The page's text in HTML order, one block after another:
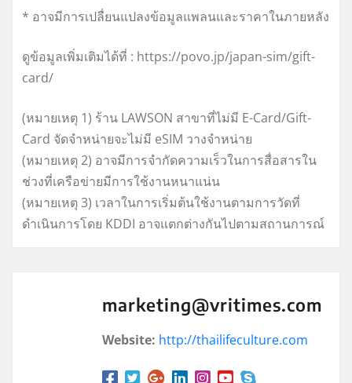
* อาจมีการเปลื่ยนแปลงข้อมูลแพลนและราคาในภายหลัง
ดูข้อมูลเพิ่มเติมได้ที่ : https://povo.jp/japan-sim/gift-
card/
(หมายเหตุ 1) ร้าน LAWSON สาขาที่ไม่มี E-Card/Gift-
Card จัดจำหน่ายจะไม่มี eSIM วางจำหน่าย
(หมายเหตุ 2) อาจมีการจำกัดความเร็วในการสื่อสารใน
ช่วงที่เครือข่ายมีการใช้งานหนาแน่น
(หมายเหตุ 3) เวลาในการเริ่มต้นใช้งานตามการวัดที่
ดำเนินการโดย KDDI อาจแตกต่างกันไปตามสถานการณ์
marketing@vritimes.com
Website: http://thailifeculture.com